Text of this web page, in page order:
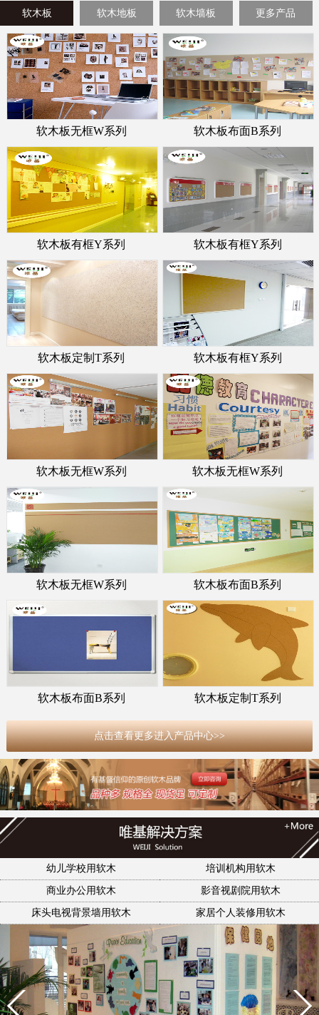
软木板 软木地板 软木墙板 更多产品
软木板无框W系列 软木板布面B系列
软木板有框Y系列 软木板有框Y系列
软木板定制T系列 软木板有框Y系列
软木板无框W系列 软木板无框W系列
软木板无框W系列 软木板布面B系列
软木板布面B系列 软木板定制T系列
点击查看更多进入产品中心>>
幼儿学校用软木 培训机构用软木
商业办公用软木 影音视剧院用软木
床头电视背景墙用软木 家居个人装修用软木